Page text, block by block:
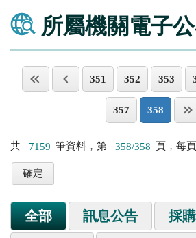
所屬機關電子
351 352 353
357 358
共 7159 筆資料，第 358/358 頁，每
全部 訊息公告 採